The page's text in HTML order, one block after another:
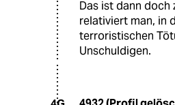
Das ist dann doch
relativiert man, in
terroristischen
Unschuldigen.